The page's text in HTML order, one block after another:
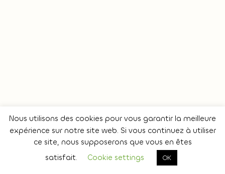
Copyright 2024 - Graphiste équitable
Nous utilisons des cookies pour vous garantir la meilleure
expérience sur notre site web. Si vous continuez à utiliser
ce site, nous supposerons que vous en êtes
satisfait.
Cookie settings OK